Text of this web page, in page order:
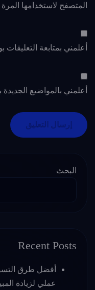
المتصفح لاستخدامها
أعلمني بمتابعة التعليقات
أعلمني بالمواضيع
البحث
Recent Posts
أفضل طرق
عملي لزيادة